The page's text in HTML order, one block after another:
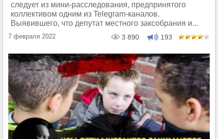
следует из мини-расследования, предпринятого
коллективом одним из Telegram-каналов.
Выявившего, что депутат местного заксобрания и...
7 февраля 2022 3 890 193